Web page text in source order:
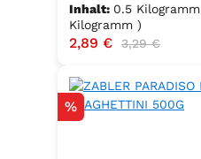
Inhalt: 0.5 Kilogramm
Kilogramm )
Verkaufspreis:
2,89 € Regulärer Preis:
3,29 €
Rabatt
%